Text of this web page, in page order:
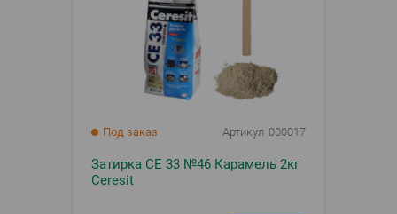
Под заказ Артикул 000017
Затирка CE 33 №46 Карамель 2кг
Ceresit